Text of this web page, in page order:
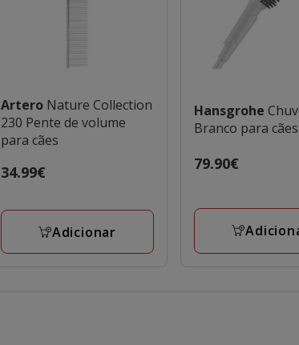
Artero Nature Collection
230 Pente de volume
para cães
Preço
34.99€
Adicionar
Hansgrohe
Branco para cães
Preço
79.90€